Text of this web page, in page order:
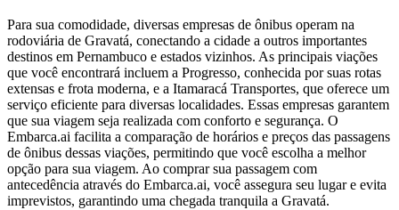
Para sua comodidade, diversas empresas de ônibus operam na
rodoviária de Gravatá, conectando a cidade a outros importantes
destinos em Pernambuco e estados vizinhos. As principais viações
que você encontrará incluem a Progresso, conhecida por suas rotas
extensas e frota moderna, e a Itamaracá Transportes, que oferece um
serviço eficiente para diversas localidades. Essas empresas garantem
que sua viagem seja realizada com conforto e segurança. O
Embarca.ai facilita a comparação de horários e preços das passagens
de ônibus dessas viações, permitindo que você escolha a melhor
opção para sua viagem. Ao comprar sua passagem com
antecedência através do Embarca.ai, você assegura seu lugar e evita
imprevistos, garantindo uma chegada tranquila a Gravatá.